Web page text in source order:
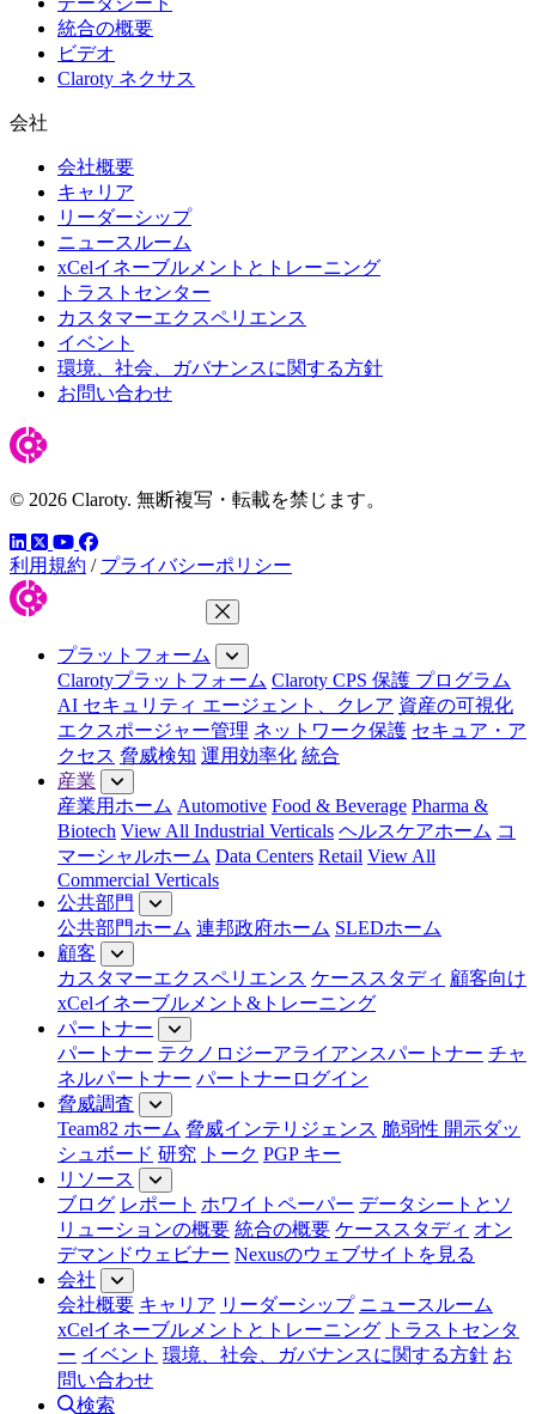
統合の概要
ビデオ
Claroty ネクサス
会社
会社概要
キャリア
リーダーシップ
ニュースルーム
xCelイネーブルメントとトレーニング
トラストセンター
カスタマーエクスペリエンス
イベント
環境、社会、ガバナンスに関する方針
お問い合わせ
© 2026 Claroty. 無断複写・転載を禁じます。
LinkedIn
ツイッター
YouTube
Facebook
利用規約 / プライバシーポリシー
メニューを閉じる
プラットフォーム
Clarotyプラットフォーム Claroty CPS 保護 プログラム
AI セキュリティ エージェント、クレア 資産の可視化
エクスポージャー管理 ネットワーク保護 セキュア・ア
クセス 脅威検知 運用効率化 統合
産業
産業用ホーム Automotive Food & Beverage Pharma &
Biotech View All Industrial Verticals ヘルスケアホーム コ
マーシャルホーム Data Centers Retail View All
Commercial Verticals
公共部門
公共部門ホーム 連邦政府ホーム SLEDホーム
顧客
カスタマーエクスペリエンス ケーススタディ 顧客向け
xCelイネーブルメント&トレーニング
パートナー
パートナー テクノロジーアライアンスパートナー チャ
ネルパートナー パートナーログイン
脅威調査
Team82 ホーム 脅威インテリジェンス 脆弱性 開示ダッ
シュボード 研究 トーク PGP キー
リソース
ブログ レポート ホワイトペーパー データシートとソ
リューションの概要 統合の概要 ケーススタディ オン
デマンドウェビナー Nexusのウェブサイトを見る
会社
会社概要 キャリア リーダーシップ ニュースルーム
xCelイネーブルメントとトレーニング トラストセンタ
ー イベント 環境、社会、ガバナンスに関する方針 お
問い合わせ
検索